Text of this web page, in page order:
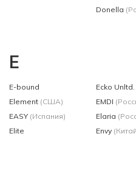
Donella
E
E-bound
Element (США)
EASY (Испания)
Elite
Ecko Unltd.
EMDI
Elaria
Envy